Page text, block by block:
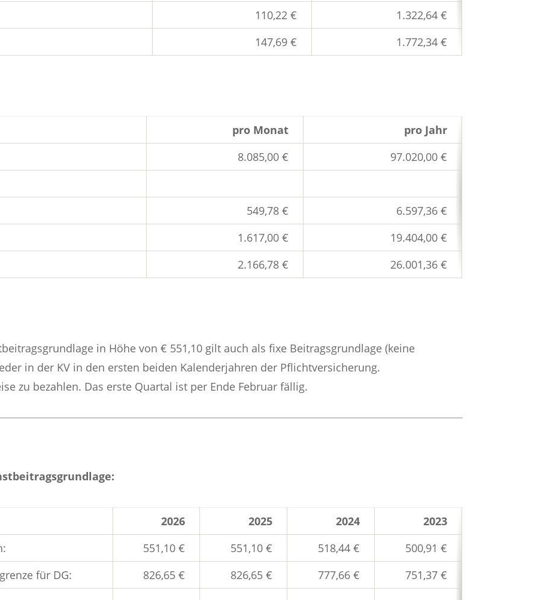
110,22 €
1.322,64 €
147,69 € 1.772,34 €
pro Monat
pro Jahr
8.085,00 €
97.020,00 €
549,78 €
6.597,36 €
1.617,00 €
19.404,00 €
2.166,78 € 26.001,36 €
in Höhe von € 551,10 gilt auch als fixe Beitragsgrundlage (keine
in der KV in den ersten beiden Kalenderjahren der Pflichtversicherung.
zu bezahlen. Das erste Quartal ist per Ende Februar fällig.
2026 2025 2024
2023
551,10 € 551,10 € 518,44 €
500,91 €
für DG:
826,65 € 826,65 € 777,66 € 751,37 €